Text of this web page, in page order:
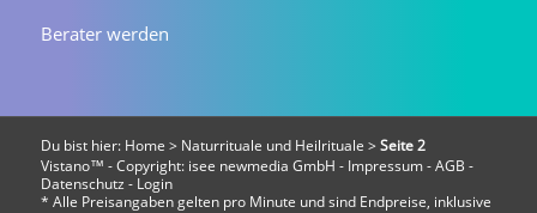
Berater werden
Du bist hier: Home > Naturrituale und Heilrituale > Seite 2
Vistano™ - Copyright: isee newmedia GmbH - Impressum-AGB -
Datenschutz - Login
* Alle Preisangaben gelten pro Minute und sind Endpreise, inklusive